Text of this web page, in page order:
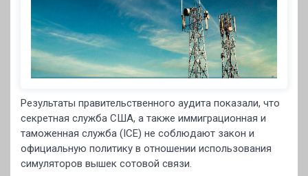
Результаты правительственного аудита показали, что
секретная служба США, а также иммиграционная и
таможенная служба (ICE) не соблюдают закон и
официальную политику в отношении использования
симуляторов вышек сотовой связи.